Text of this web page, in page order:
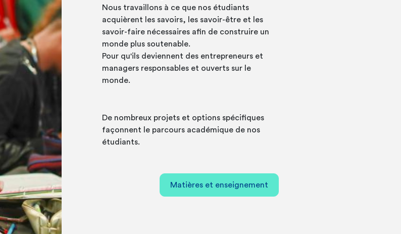
Nous travaillons à ce que nos étudiants
acquièrent les savoirs, les savoir-être et les
savoir-faire nécessaires afin de construire un
monde plus soutenable.
Pour qu'ils deviennent des entrepreneurs et
managers responsables et ouverts sur le
monde.
De nombreux projets et options spécifiques
façonnent le parcours académique de nos
étudiants.
Matières et enseignement